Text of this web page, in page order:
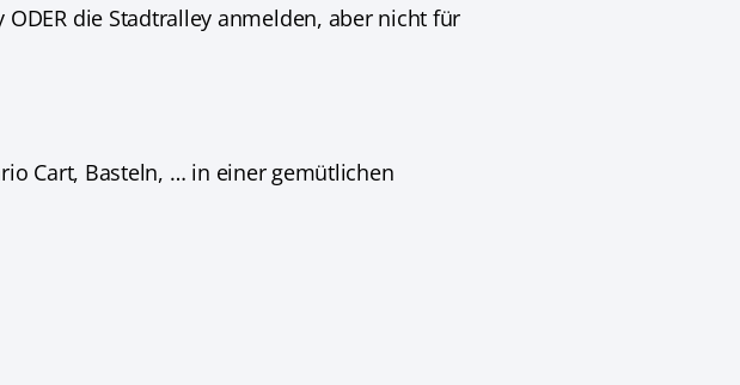
ODER die Stadtralley anmelden, aber nicht für
Cart, Basteln, … in einer gemütlichen